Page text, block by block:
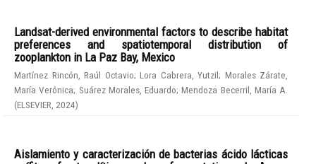
Landsat-derived environmental factors to describe habitat
preferences and spatiotemporal distribution of
zooplankton in La Paz Bay, Mexico
Martínez Rincón, Raúl Octavio; Lora Cabrera, Yutzil; Morales Zárate,
María Verónica; Suárez Morales, Eduardo;Mendoza Becerril, María A.
(ELSEVIER 2024)
Aislamiento y caracterización de bacterias ácido lácticas